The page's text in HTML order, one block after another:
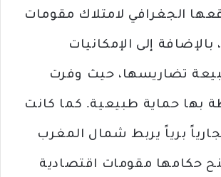
الجغرافي لامتلاك مقومات
بالإضافة إلى الإمكانيات
تضاريسها، حيث وفرت
بها حماية طبيعية. كما كانت
برياً يربط شمال المغرب
حكامها مقومات اقتصادية